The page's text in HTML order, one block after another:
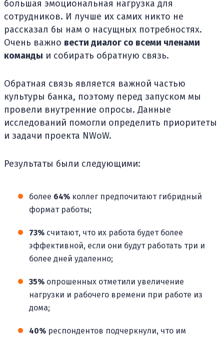
большая эмоциональная нагрузка для
сотрудников. И лучше их самих никто не
рассказал бы нам о насущных потребностях.
Очень важно вести диалог со всеми членами
команды и собирать обратную связь.
Обратная связь является важной частью
культуры банка, поэтому перед запуском мы
провели внутренние опросы. Данные
исследований помогли определить приоритеты
и задачи проекта NWoW.
Результаты были следующими:
более 64% коллег предпочитают гибридный
формат работы;
73% считают, что их работа будет более
эффективной, если они будут работать три и
более дней удаленно;
35% опрошенных отметили увеличение
нагрузки и рабочего времени при работе из
дома;
40% респондентов подчеркнули, что им